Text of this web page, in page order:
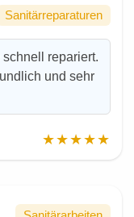
Sanitärreparaturen
repariert.
und sehr
★★★★★